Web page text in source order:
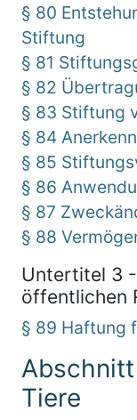
§ 80
Stiftung
§ 81
§ 82
§ 83 Stiftung
§ 84
§ 85
§ 86
§ 87
§ 88
Untertitel 3
öffentlichen
§ 89 Haftung
Tiere